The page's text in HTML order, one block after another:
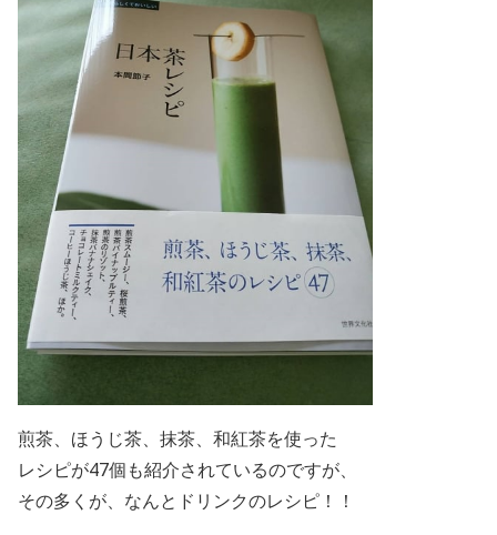
煎茶、ほうじ茶、抹茶、和紅茶を使った
レシピが47個も紹介されているのですが、
その多くが、なんとドリンクのレシピ！！